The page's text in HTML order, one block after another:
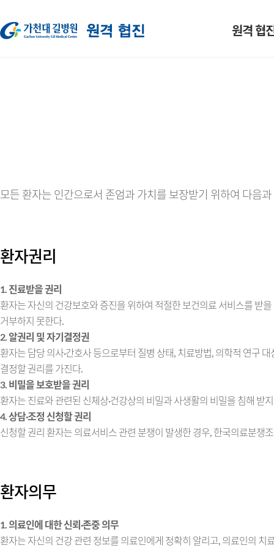
원격 협
모든 환자는 인간으로서 존엄과 가치를 보장받기 위하여 다음
환자권리
1. 진료받을 권리
환자는 자신의 건강보호와 증진을 위하여 적절한 보건의료 서비스를 받
거부하지 못한다.
2. 알권리 및 자기결정권
환자는 담당 의사·간호사 등으로부터 질병 상태, 치료방법, 의학적 연구
결정할 권리를 가진다.
3. 비밀을 보호받을 권리
환자는 진료와 관련된 신체상·건강상의 비밀과 사생활의 비밀을 침해 받
4. 상담·조정 신청할 권리
신청할 권리 환자는 의료서비스 관련 분쟁이 발생한 경우, 한국의료분쟁
환자의무
1. 의료인에 대한 신뢰·존중 의무
환자는 자신의 건강 관련 정보를 의료인에게 정확히 알리고, 의료인의 치